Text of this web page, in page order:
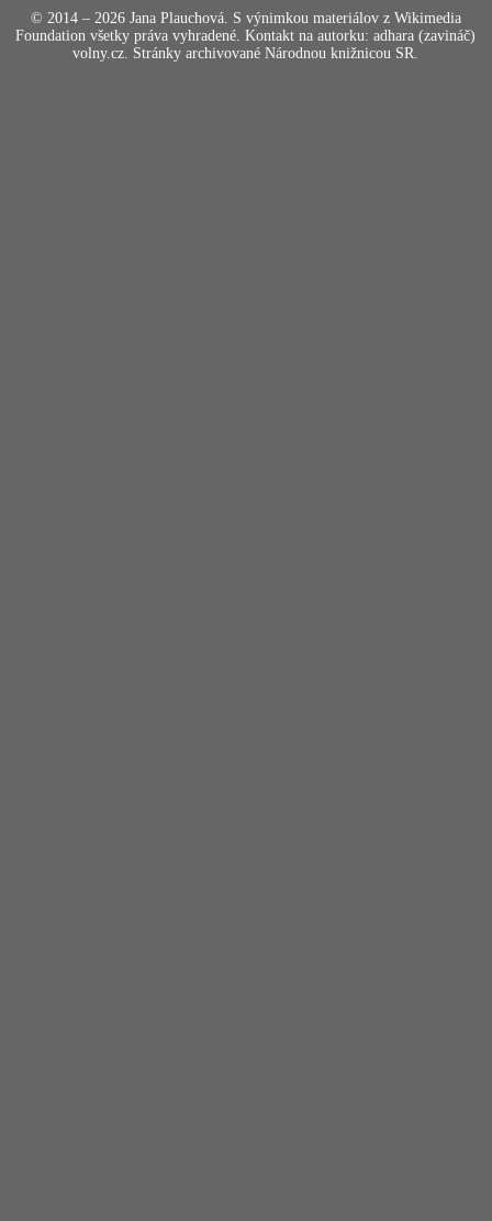
© 2014 – 2026 Jana Plauchová. S výnimkou materiálov z Wikimedia
Foundation všetky práva vyhradené. Kontakt na autorku: adhara (zavináč)
volny.cz. Stránky archivované Národnou knižnicou SR.